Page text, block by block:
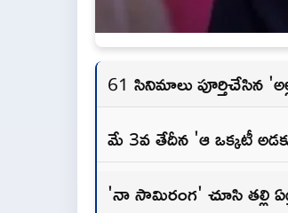
61 సినిమాలు పూర్తిచేసిన
మే 3వ తేదీన 'ఆ ఒక్కటీ
'నా సామిరంగ' చూసి తల్లి